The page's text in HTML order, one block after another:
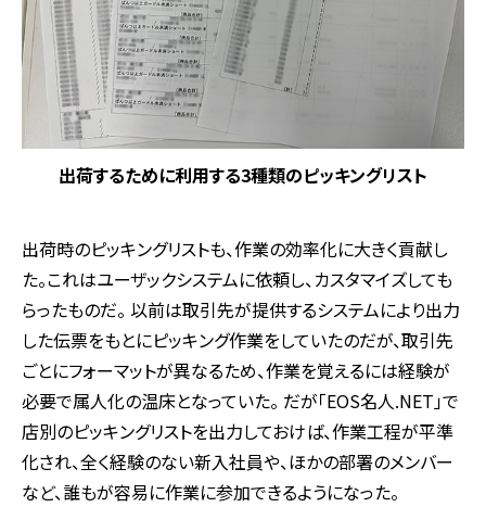
出荷するために利用する3種類のピッキングリスト
出荷時のピッキングリストも、作業の効率化に大きく貢献し
た。これはユーザックシステムに依頼し、カスタマイズしても
らったものだ。 以前は取引先が提供するシステムにより出力
した伝票をもとにピッキング作業をしていたのだが、取引先
ごとにフォーマットが異なるため、作業を覚えるには経験が
必要で属人化の温床となっていた。 だが「EOS名人.NET」で
店別のピッキングリストを出力しておけば、作業工程が平準
化され、全く経験のない新入社員や、ほかの部署のメンバー
など、誰もが容易に作業に参加できるようになった。